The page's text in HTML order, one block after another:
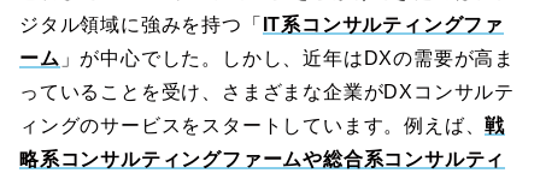
ジタル領域に強みを持つ「
IT系コンサルティングファ
ーム 」が中心でした。しかし、近年はDXの需要が高ま
っていることを受け、さまざまな企業がDXコンサルテ
ィングのサービスをスタートしています。例えば、戦
略系コンサルティングファームや総合系コンサルティ